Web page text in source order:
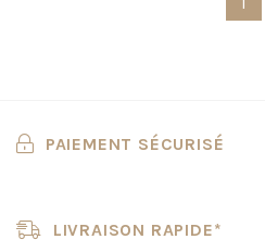
PAIEMENT SÉCURISÉ
LIVRAISON RAPIDE*